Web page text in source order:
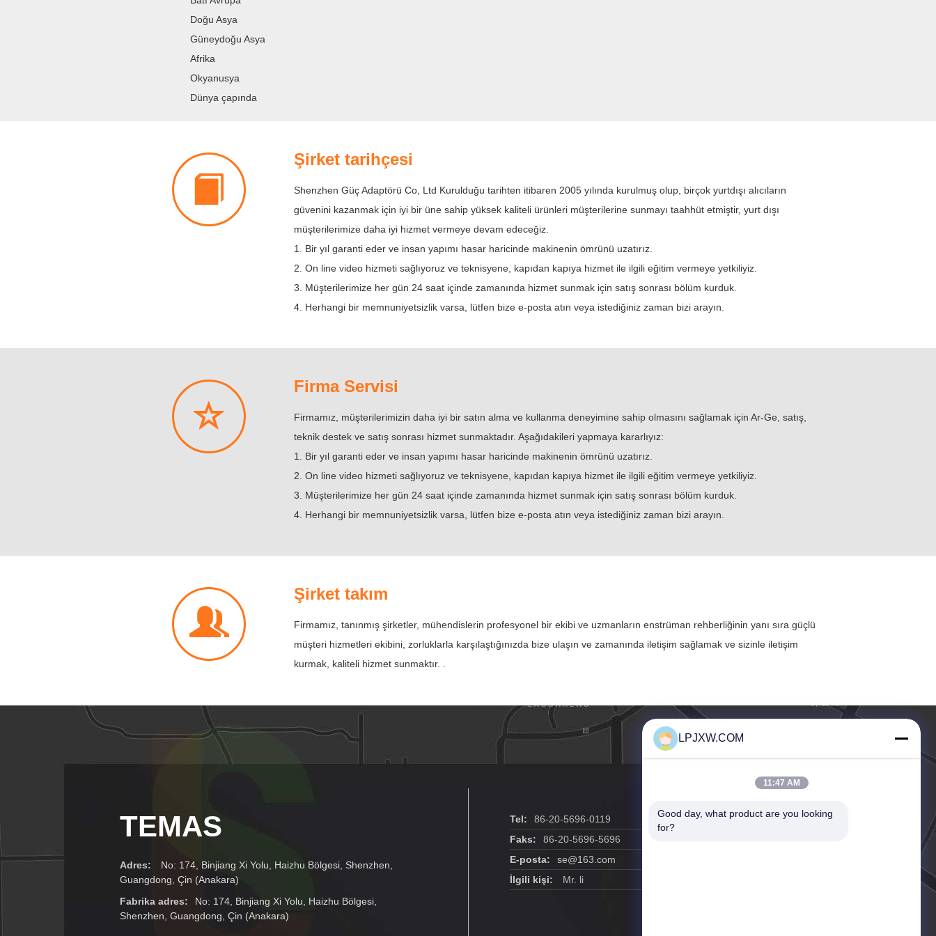
Doğu Asya
Güneydoğu Asya
Afrika
Okyanusya
Dünya çapında
Şirket tarihçesi
Shenzhen Güç Adaptörü Co, Ltd Kurulduğu tarihten itibaren 2005 yılında kurulmuş olup, birçok yurtdışı alıcıların
güvenini kazanmak için iyi bir üne sahip yüksek kaliteli ürünleri müşterilerine sunmayı taahhüt etmiştir, yurt dışı
müşterilerimize daha iyi hizmet vermeye devam edeceğiz.
1. Bir yıl garanti eder ve insan yapımı hasar haricinde makinenin ömrünü uzatırız.
2. On line video hizmeti sağlıyoruz ve teknisyene, kapıdan kapıya hizmet ile ilgili eğitim vermeye yetkiliyiz.
3. Müşterilerimize her gün 24 saat içinde zamanında hizmet sunmak için satış sonrası bölüm kurduk.
4. Herhangi bir memnuniyetsizlik varsa, lütfen bize e-posta atın veya istediğiniz zaman bizi arayın.
Firma Servisi
Firmamız, müşterilerimizin daha iyi bir satın alma ve kullanma deneyimine sahip olmasını sağlamak için Ar-Ge, satış,
teknik destek ve satış sonrası hizmet sunmaktadır. Aşağıdakileri yapmaya kararlıyız:
1. Bir yıl garanti eder ve insan yapımı hasar haricinde makinenin ömrünü uzatırız.
2. On line video hizmeti sağlıyoruz ve teknisyene, kapıdan kapıya hizmet ile ilgili eğitim vermeye yetkiliyiz.
3. Müşterilerimize her gün 24 saat içinde zamanında hizmet sunmak için satış sonrası bölüm kurduk.
4. Herhangi bir memnuniyetsizlik varsa, lütfen bize e-posta atın veya istediğiniz zaman bizi arayın.
Şirket takım
Firmamız, tanınmış şirketler, mühendislerin profesyonel bir ekibi ve uzmanların enstrüman rehberliğinin yanı sıra güçlü
müşteri hizmetleri ekibini, zorluklarla karşılaştığınızda bize ulaşın ve zamanında iletişim sağlamak ve sizinle iletişim
kurmak, kaliteli hizmet sunmaktır. .
TEMAS
Adres:
No: 174, Binjiang Xi Yolu, Haizhu Bölgesi, Shenzhen,
Guangdong, Çin (Anakara)
Fabrika adres:
No: 174, Binjiang Xi Yolu, Haizhu Bölgesi,
Shenzhen, Guangdong, Çin (Anakara)
Tel:
86-20-5696-0119
Faks:
86-20-5696-5696
E-posta:
se@163.com
İlgili kişi:
Mr. li
LPJXW.COM
11:47 AM
Good day, what product are you looking
for?